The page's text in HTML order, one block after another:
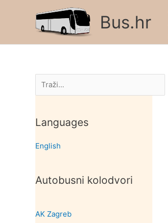
Bus.hr
Pretraga
Languages
English
Autobusni kolodvori
AK Zagreb